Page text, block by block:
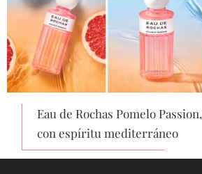
Eau de Rochas Pomelo
con espíritu mediterráneo